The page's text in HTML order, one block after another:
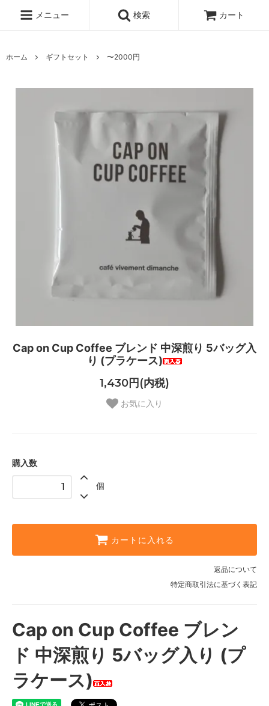
メニュー 検索 カート
ホーム ギフトセット 〜2000円
Cap on Cup Coffee ブレンド 中深煎り 5バッグ入
り (プラケース)
1,430円(内税)
お気に入り
購入数
個
カートに入れる
返品について
特定商取引法に基づく表記
Cap on Cup Coffee ブレン
ド 中深煎り 5バッグ入り (プ
ラケース)